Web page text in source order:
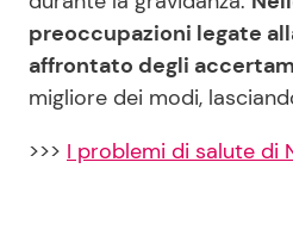
preoccupazioni legate
affrontato degli
migliore dei modi,
>>> I problemi di salute di